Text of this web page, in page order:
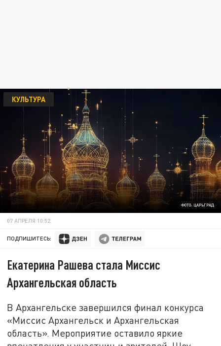
ФОТО: ЦАРЬГРАД
КУЛЬТУРА
07 АПРЕЛЯ 10:52
ПОДПИШИТЕСЬ:
Екатерина Рашева стала Миссис
Архангельская область
В Архангельске завершился финал конкурса
«Миссис Архангельск и Архангельская
область». Мероприятие оставило яркие